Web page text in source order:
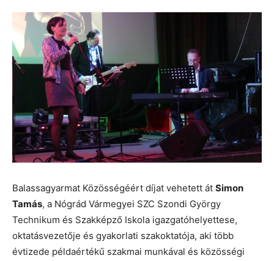
Balassagyarmat Közösségéért díjat vehetett át Simon
Tamás, a Nógrád Vármegyei SZC Szondi György
Technikum és Szakképző Iskola igazgatóhelyettese,
oktatásvezetője és gyakorlati szakoktatója, aki több
évtizede példaértékű szakmai munkával és közösségi